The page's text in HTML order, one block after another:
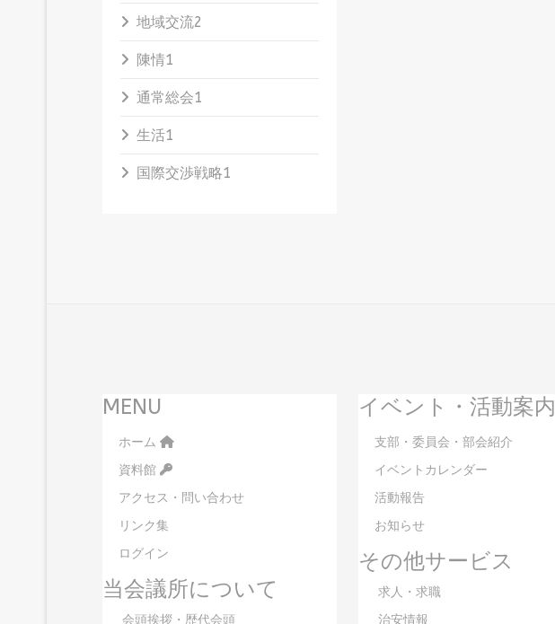
地域交流2
陳情1
通常総会1
生活1
国際交渉戦略1
MENU
ホーム
資料館
アクセス・問い合わせ
リンク集
ログイン
当会議所について
会頭挨拶・歴代会頭
イベント・活動案内
支部・委員会・部会紹介
イベントカレンダー
活動報告
お知らせ
その他サービス
求人・求職
治安情報